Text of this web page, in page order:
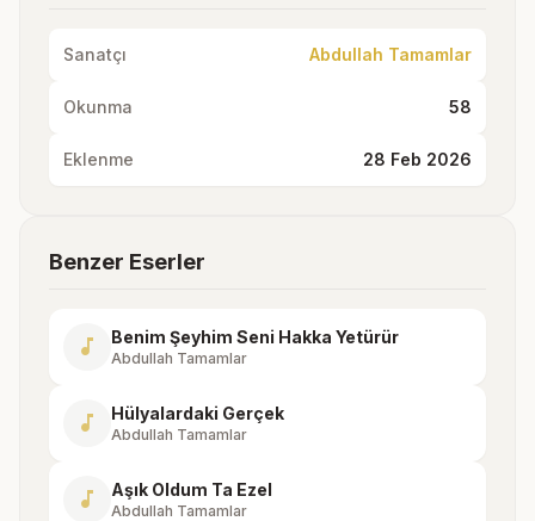
Sanatçı Abdullah Tamamlar
Okunma 58
Eklenme 28 Feb 2026
Benzer Eserler
music_note Benim Şeyhim Seni Hakka Yetürür
Abdullah Tamamlar
music_note Hülyalardaki Gerçek
Abdullah Tamamlar
music_note Aşık Oldum Ta Ezel
Abdullah Tamamlar